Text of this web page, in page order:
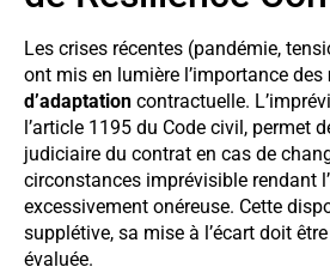
Les crises récentes (pandémie,
ont mis en lumière l’importance des
d’adaptation contractuelle.
l’article 1195 du Code civil, permet
judiciaire du contrat en cas de
circonstances imprévisible rendant
excessivement onéreuse. Cette
supplétive, sa mise à l’écart doit
évaluée.